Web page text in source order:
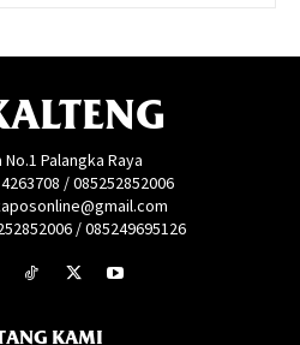
Palangka Raya
/ 085252852006
/ 085249695126
KAMI